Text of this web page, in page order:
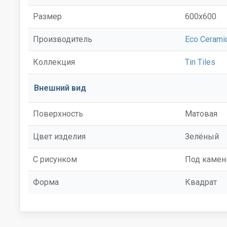
Размер 600x600
Производитель Eco
Коллекция Tin Tiles
Внешний вид
Поверхность Матовая
Цвет изделия Зелёный
С рисунком Под
Форма Квадрат